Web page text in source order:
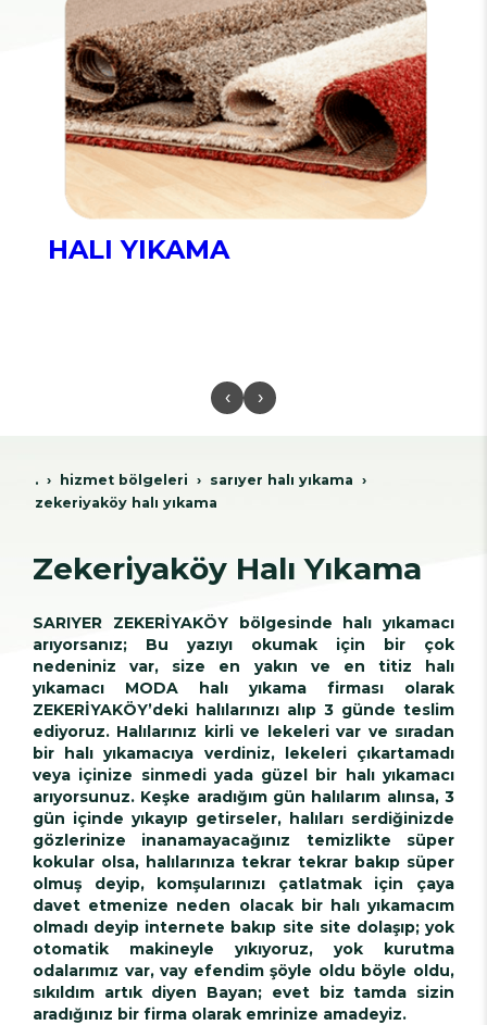
HALI YIKAMA
‹ ›
. hi̇zmet bölgeleri̇
sariyer hali yikama
zekeriyaköy halı yıkama
Zekeriyaköy Halı Yıkama
SARIYER ZEKERİYAKÖY bölgesinde halı yıkamacı
arıyorsanız; Bu yazıyı okumak için bir çok
nedeniniz var, size en yakın ve en titiz halı
yıkamacı MODA halı yıkama firması olarak
ZEKERİYAKÖY’deki halılarınızı alıp 3 günde teslim
ediyoruz. Halılarınız kirli ve lekeleri var ve sıradan
bir halı yıkamacıya verdiniz, lekeleri çıkartamadı
veya içinize sinmedi yada güzel bir halı yıkamacı
arıyorsunuz. Keşke aradığım gün halılarım alınsa, 3
gün içinde yıkayıp getirseler, halıları serdiğinizde
gözlerinize inanamayacağınız temizlikte süper
kokular olsa, halılarınıza tekrar tekrar bakıp süper
olmuş deyip, komşularınızı çatlatmak için çaya
davet etmenize neden olacak bir halı yıkamacım
olmadı deyip internete bakıp site site dolaşıp; yok
otomatik makineyle yıkıyoruz, yok kurutma
odalarımız var, vay efendim şöyle oldu böyle oldu,
sıkıldım artık diyen Bayan; evet biz tamda sizin
aradığınız bir firma olarak emrinize amadeyiz.